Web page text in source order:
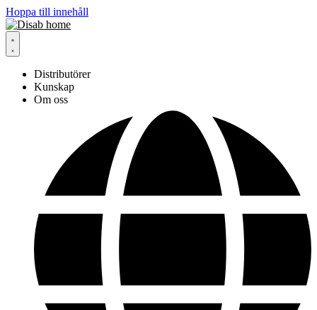
Hoppa till innehåll
Distributörer
Kunskap
Om oss